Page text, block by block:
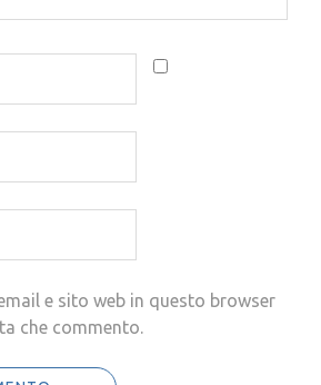
e sito web in questo browser
che commento.